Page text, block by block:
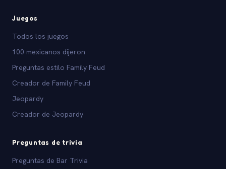
Juegos
Todos los juegos
100 mexicanos dijeron
Preguntas estilo Family Feud
Creador de Family Feud
Jeopardy
Creador de Jeopardy
Preguntas de trivia
Preguntas de Bar Trivia